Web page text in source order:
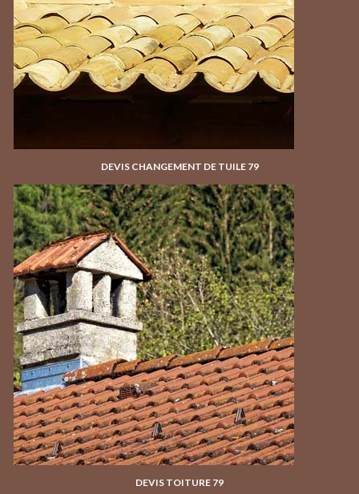
DEVIS CHANGEMENT DE TUILE 79
DEVIS TOITURE 79